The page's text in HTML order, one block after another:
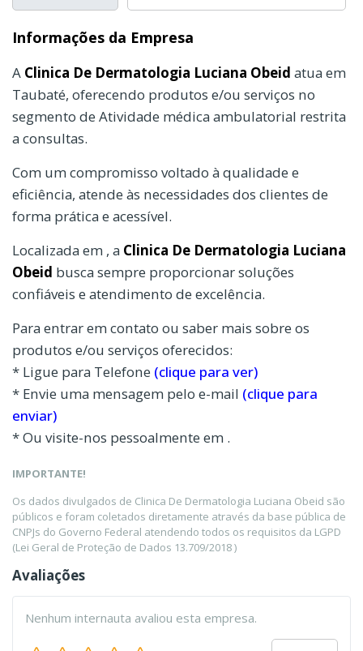
Informações da Empresa
A Clinica De Dermatologia Luciana Obeid atua em
Taubaté, oferecendo produtos e/ou serviços no
segmento de Atividade médica ambulatorial restrita
a consultas.
Com um compromisso voltado à qualidade e
eficiência, atende às necessidades dos clientes de
forma prática e acessível.
Localizada em , a Clinica De Dermatologia Luciana
Obeid busca sempre proporcionar soluções
confiáveis e atendimento de excelência.
Para entrar em contato ou saber mais sobre os
produtos e/ou serviços oferecidos:
* Ligue para Telefone (clique para ver)
* Envie uma mensagem pelo e-mail (clique para
enviar)
* Ou visite-nos pessoalmente em .
IMPORTANTE!
Os dados divulgados de Clinica De Dermatologia Luciana Obeid são
públicos e foram coletados diretamente através da base pública de
CNPJs do Governo Federal atendendo todos os requisitos da LGPD
(Lei Geral de Proteção de Dados 13.709/2018 )
Avaliações
Nenhum internauta avaliou esta empresa.